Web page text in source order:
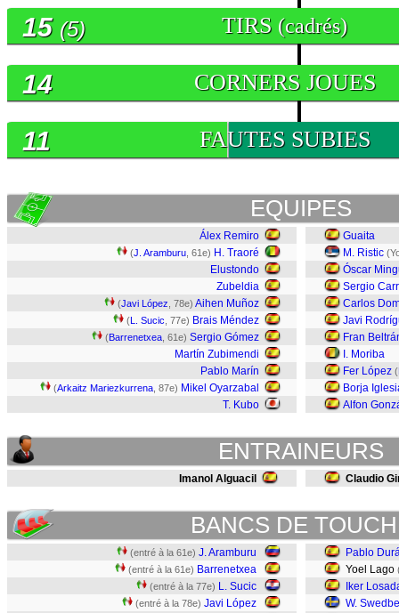
TIRS (cadrés)
15 (5)
CORNERS JOUES
14
FAUTES SUBIES
11
EQUIPES
Álex Remiro
(J. Aramburu , 61e) H. Traoré
Elustondo
Zubeldia
(Javi López , 78e) Aihen Muñoz
(L. Sucic , 77e) Brais Méndez
(Barrenetxea , 61e) Sergio Gómez
Martín Zubimendi
Pablo Marín
(Arkaitz Mariezkurrena , 87e) Mikel Oyarzabal
T. Kubo
Guaita
M. Ristic
Óscar
Sergio
Carlos
Javi
Fran
I. Moriba
Fer López (
Borja
Alfon
ENTRAINEURS
Imanol Alguacil Claudio
BANCS DE
(entré à la 61e) J. Aramburu
(entré à la 61e) Barrenetxea
(entré à la 77e) L. Sucic
(entré à la 78e) Javi López
Pablo
Yoel Lago
Iker
W.